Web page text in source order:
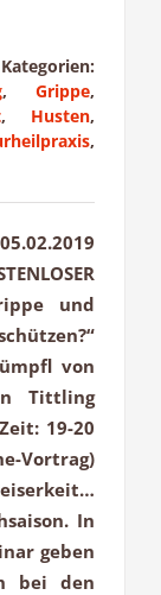
Kategorien:
, Grippe,
, Husten,
,
und
von
Tittling
19-20
In
geben
bei den